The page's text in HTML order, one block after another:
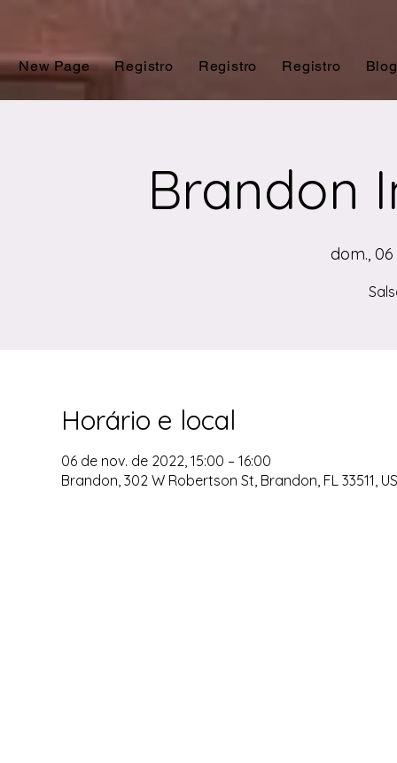
New Page Registro Registro Registro Blog
Brandon
dom.,
Horário e local
06 de nov. de 2022, 15:00 – 16:00
Brandon, 302 W Robertson St, Brandon, FL 33511,